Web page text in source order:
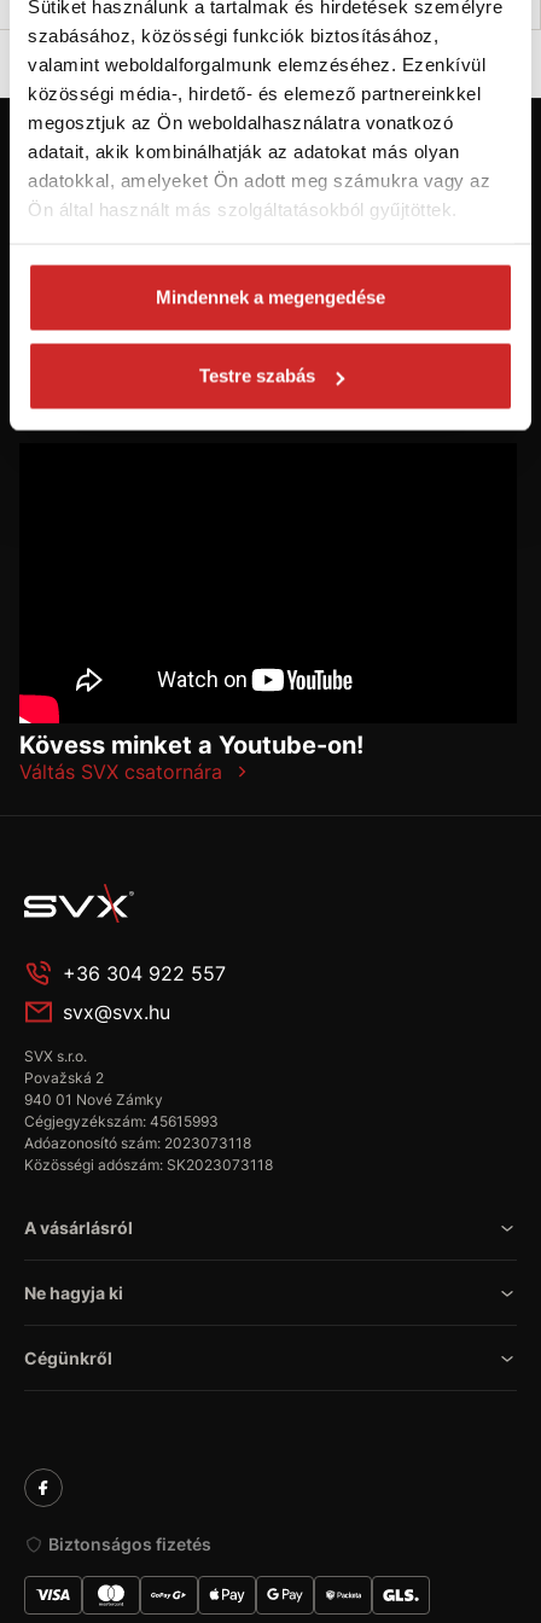
Sütiket használunk a tartalmak és hirdetések személyre
szabásához, közösségi funkciók biztosításához,
valamint weboldalforgalmunk elemzéséhez. Ezenkívül
közösségi média-, hirdető- és elemező partnereinkkel
megosztjuk az Ön weboldalhasználatra vonatkozó
adatait, akik kombinálhatják az adatokat más olyan
adatokkal, amelyeket Ön adott meg számukra vagy az
Ön által használt más szolgáltatásokból gyűjtöttek.
Mindennek a megengedése
Testre szabás
Először jár az svx.hu-n? Regisztráljon és
szerezzen áttekintést az aktuális
újdonságokról és akciókról.
értesítések küldése céljából - 16 éven felüli személyek számára
Kövess minket a Youtube-on!
Váltás SVX csatornára
+36 304 922 557
svx@svx.hu
SVX s.r.o.
Považská 2
940 01 Nové Zámky
Cégjegyzékszám: 45615993
Adóazonosító szám: 2023073118
Közösségi adószám: SK2023073118
A vásárlásról
Ne hagyja ki
Cégünkről
Biztonságos fizetés